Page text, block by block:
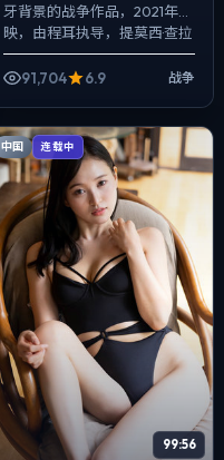
牙背景的战争作品，2021年公
映，由程耳执导，提莫西·查拉
梅、王景春、雷佳音等主演。
影像偏纪实质感，手持与固定
91,704 6.9 战争
中国 连载中
99:56